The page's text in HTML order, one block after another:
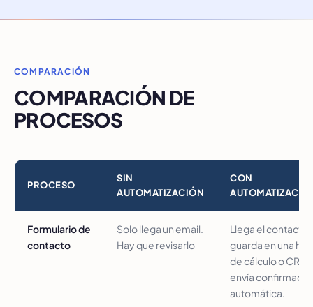
COMPARACIÓN
COMPARACIÓN DE
PROCESOS
PROCESO
SIN
AUTOMATIZACIÓN
CON
Formulario de
contacto
Solo llega un email.
Hay que revisarlo
Llega el contacto,
guarda en una
de cálculo o CRM,
envía
automática.